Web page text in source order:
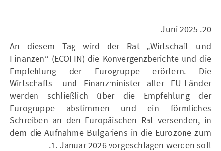
20. Juni 2025
An diesem Tag wird der Rat „Wirtschaft und
Finanzen“ (ECOFIN) die Konvergenzberichte und die
Empfehlung der Eurogruppe erörtern. Die
Wirtschafts- und Finanzminister aller EU-Länder
werden schließlich über die Empfehlung der
Eurogruppe abstimmen und ein förmliches
Schreiben an den Europäischen Rat versenden, in
dem die Aufnahme Bulgariens in die Eurozone zum
1. Januar 2026 vorgeschlagen werden soll.